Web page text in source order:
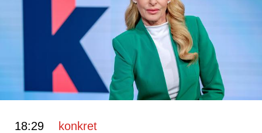
18:29 konkret